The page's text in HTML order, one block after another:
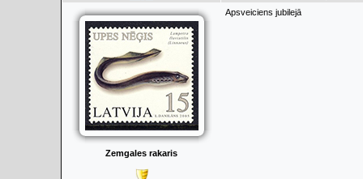
Zemgales rakaris
Apsveiciens jubilejā